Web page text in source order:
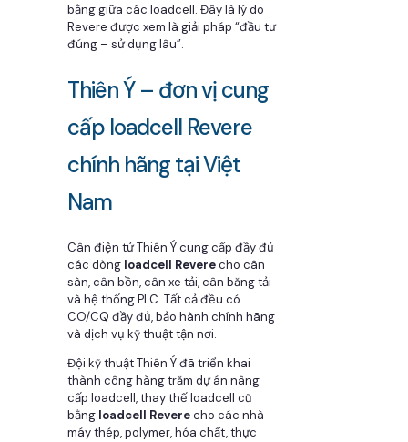
bằng giữa các loadcell. Đây là lý do
Revere được xem là giải pháp “đầu tư
đúng – sử dụng lâu”.
Thiên Ý – đơn vị cung
cấp loadcell Revere
chính hãng tại Việt
Nam
Cân điện tử Thiên Ý cung cấp đầy đủ
các dòng loadcell Reverecho cân
sàn, cân bồn, cân xe tải, cân băng tải
và hệ thống PLC. Tất cả đều có
CO/CQ đầy đủ, bảo hành chính hãng
và dịch vụ kỹ thuật tận nơi.
Đội kỹ thuật Thiên Ý đã triển khai
thành công hàng trăm dự án nâng
cấp loadcell, thay thế loadcell cũ
bằng loadcell Reverecho các nhà
máy thép, polymer, hóa chất, thực